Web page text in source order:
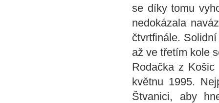
se díky tomu
nedokázala
čtvrtfinále.
až ve třetím kole
Rodačka z Košic
květnu 1995.
Štvanici, aby